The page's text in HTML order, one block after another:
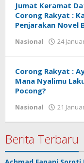
Jumat Keramat
Corong Rakyat :
Penjarakan Novel
Nasional 24
Corong Rakyat :
Mana Nyalimu
Pocong?
Nasional 21
Berita Terbaru